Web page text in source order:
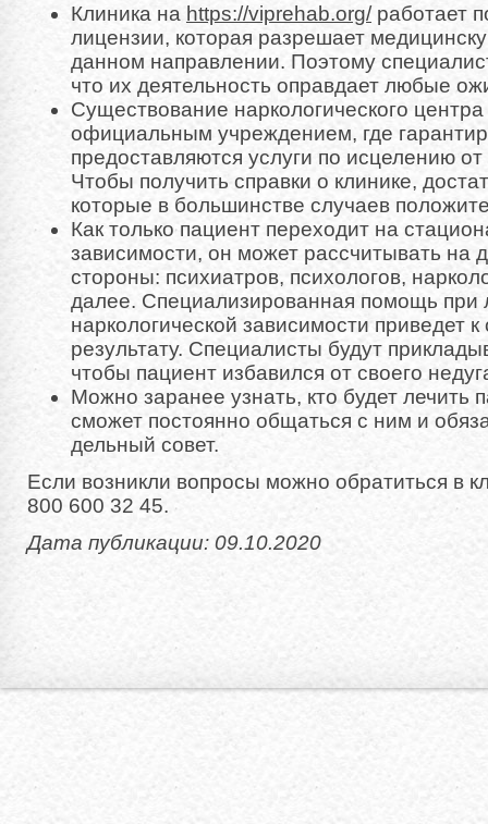
Клиника на https://viprehab.org/работает
лицензии, которая разрешает
данном направлении. Поэтому
что их деятельность оправдает любые
Существование наркологического центра
официальным учреждением, где
предоставляются услуги по исцелению
Чтобы получить справки о клинике,
которые в большинстве случаев
Как только пациент переходит на
зависимости, он может рассчитывать на
стороны: психиатров, психологов,
далее. Специализированная помощь при
наркологической зависимости приведет
результату. Специалисты будут
чтобы пациент избавился от своего
Можно заранее узнать, кто будет лечить
сможет постоянно общаться с ним и
дельный совет.
Если возникли вопросы можно обратиться в
800 600 32 45.
Дата публикации: 09.10.2020